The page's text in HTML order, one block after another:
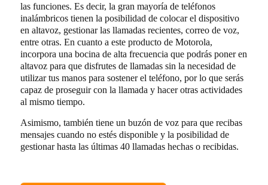
las funciones. Es decir, la gran mayoría de teléfonos
inalámbricos tienen la posibilidad de colocar el dispositivo
en altavoz, gestionar las llamadas recientes, correo de voz,
entre otras. En cuanto a este producto de Motorola,
incorpora una bocina de alta frecuencia que podrás poner en
altavoz para que disfrutes de llamadas sin la necesidad de
utilizar tus manos para sostener el teléfono, por lo que serás
capaz de proseguir con la llamada y hacer otras actividades
al mismo tiempo.
Asimismo, también tiene un buzón de voz para que recibas
mensajes cuando no estés disponible y la posibilidad de
gestionar hasta las últimas 40 llamadas hechas o recibidas.